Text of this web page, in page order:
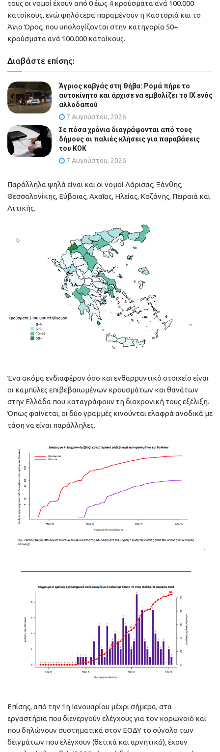
τους οι νομοί έχουν από 0 έως 4 κρούσματα ανά 100.000
κατοίκους, ενώ ψηλότερα παραμένουν η Καστοριά και το
Άγιο Όρος, που υπολογίζονται στην κατηγορία 50+
κρούσματα ανά 100.000 κατοίκους.
Διαβάστε επίσης:
Άγριος καβγάς στη Θήβα: Ρομά πήρε το
αυτοκίνητο και άρχισε να εμβολίζει το ΙΧ ενός
αλλοδαπού
7 Αυγούστου, 2026
Σε πόσα χρόνια διαγράφονται από τους
δήμους οι παλιές κλήσεις για παραβάσεις
του ΚΟΚ
7 Αυγούστου, 2026
Παράλληλα ψηλά είναι και οι νομοί Λάρισας, Ξάνθης,
Θεσσαλονίκης, Εύβοιας, Αχαΐας, Ηλείας, Κοζάνης, Πειραιά και
Αττικής.
Ένα ακόμα ενδιαφέρον όσο και ενθαρρυντικό στοιχείο είναι
οι καμπύλες επιβεβαιωμένων κρουσμάτων και θανάτων
στην Ελλάδα που καταγράφουν τη διαχρονική τους εξέλιξη.
Όπως φαίνεται, οι δύο γραμμές κινούνται ελαφρά ανοδικά με
τάση να είναι παράλληλες.
Επίσης, από την 1η Ιανουαρίου μέχρι σήμερα, στα
εργαστήρια που διενεργούν ελέγχους για τον κορωνοϊό και
που δηλώνουν συστηματικά στον ΕΟΔΥ το σύνολο των
δειγμάτων που ελέγχουν (θετικά και αρνητικά), έχουν